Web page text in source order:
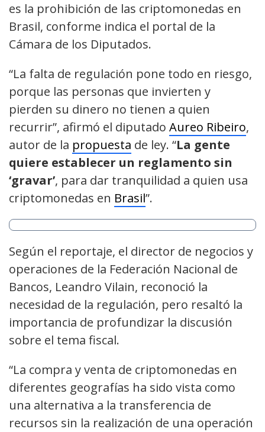
es la prohibición de las criptomonedas en
Brasil, conforme indica el portal de la
Cámara de los Diputados.
“La falta de regulación pone todo en riesgo,
porque las personas que invierten y
pierden su dinero no tienen a quien
recurrir”, afirmó el diputado Aureo Ribeiro,
autor de la propuesta de ley. “La gente
quiere establecer un reglamento sin
‘gravar’, para dar tranquilidad a quien usa
criptomonedas en Brasil”.
Según el reportaje, el director de negocios y
operaciones de la Federación Nacional de
Bancos, Leandro Vilain, reconoció la
necesidad de la regulación, pero resaltó la
importancia de profundizar la discusión
sobre el tema fiscal.
“La compra y venta de criptomonedas en
diferentes geografías ha sido vista como
una alternativa a la transferencia de
recursos sin la realización de una operación